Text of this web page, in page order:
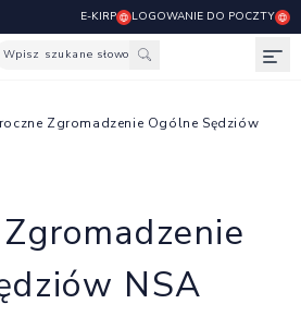
E-KIRP LOGOWANIE DO POCZTY
Wpisz szukane słowo
Zgromadzenie Ogólne Sędziów
NSA